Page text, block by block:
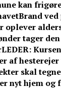
kan
Brand
oplever
tager
LEDER:
af
skal
nyt hjem